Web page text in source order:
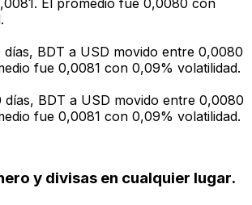
El promedio fue 0,0080 con
días, BDT a USD movido entre 0,0080
fue 0,0081 con 0,09% volatilidad.
días, BDT a USD movido entre 0,0080
fue 0,0081 con 0,09% volatilidad.
y divisas en cualquier lugar.